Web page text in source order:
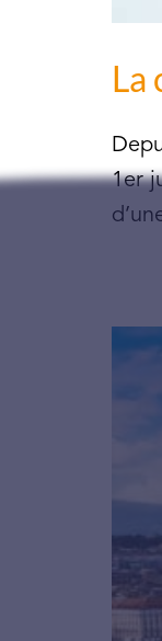
La
1er